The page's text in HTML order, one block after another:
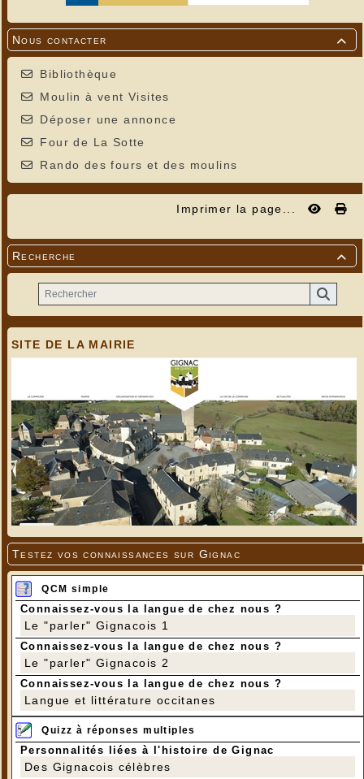

Nous contacter
Bibliothèque
Moulin à vent Visites
Déposer une annonce
Four de La Sotte
Rando des fours et des moulins
Imprimer la page...

Recherche
SITE DE LA MAIRIE
Testez vos connaissances sur Gignac
QCM simple
Connaissez-vous la langue de chez nous ?
Le "parler" Gignacois 1
Connaissez-vous la langue de chez nous ?
Le "parler" Gignacois 2
Connaissez-vous la langue de chez nous ?
Langue et littérature occitanes
Quizz à réponses multiples
Personnalités liées à l'histoire de Gignac
Des Gignacois célèbres